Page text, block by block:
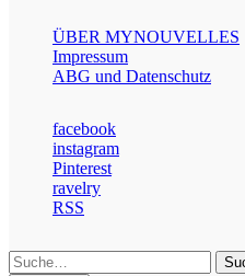
ÜBER MYNOUVELLES
Impressum
ABG und Datenschutz
facebook
instagram
Pinterest
ravelry
RSS
Suche